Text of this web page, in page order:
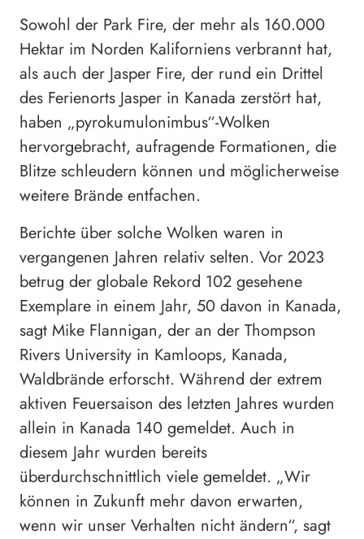
Sowohl der Park Fire, der mehr als 160.000
Hektar im Norden Kaliforniens verbrannt hat,
als auch der Jasper Fire, der rund ein Drittel
des Ferienorts Jasper in Kanada zerstört hat,
haben „pyrokumulonimbus“-Wolken
hervorgebracht, aufragende Formationen, die
Blitze schleudern können und möglicherweise
weitere Brände entfachen.
Berichte über solche Wolken waren in
vergangenen Jahren relativ selten. Vor 2023
betrug der globale Rekord 102 gesehene
Exemplare in einem Jahr, 50 davon in Kanada,
sagt Mike Flannigan, der an der Thompson
Rivers University in Kamloops, Kanada,
Waldbrände erforscht. Während der extrem
aktiven Feuersaison des letzten Jahres wurden
allein in Kanada 140 gemeldet. Auch in
diesem Jahr wurden bereits
überdurchschnittlich viele gemeldet. „Wir
können in Zukunft mehr davon erwarten,
wenn wir unser Verhalten nicht ändern“, sagt